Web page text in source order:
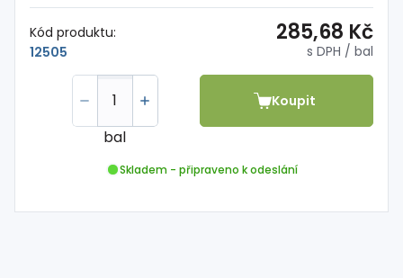
Kód produktu:
12505
285,68 Kč
s DPH / bal
bal
Koupit
Skladem - připraveno k odeslání